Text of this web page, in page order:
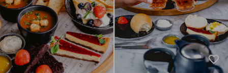
favorite_border